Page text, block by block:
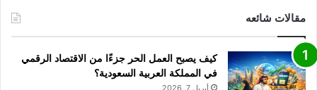
مقالات شائعه
كيف يصبح العمل الحر جزءًا من الاقتصاد الرقمي
في المملكة العربية السعودية؟